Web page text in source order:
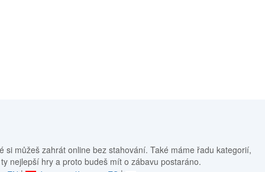
můžeš zahrát online bez stahování. Také máme řadu kategorií,
nejlepší hry a proto budeš mít o zábavu postaráno.